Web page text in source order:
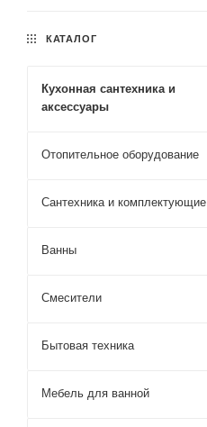
КАТАЛОГ
Кухонная сантехника и
аксессуары
Отопительное оборудование
Сантехника и комплектующие
Ванны
Смесители
Бытовая техника
Мебель для ванной